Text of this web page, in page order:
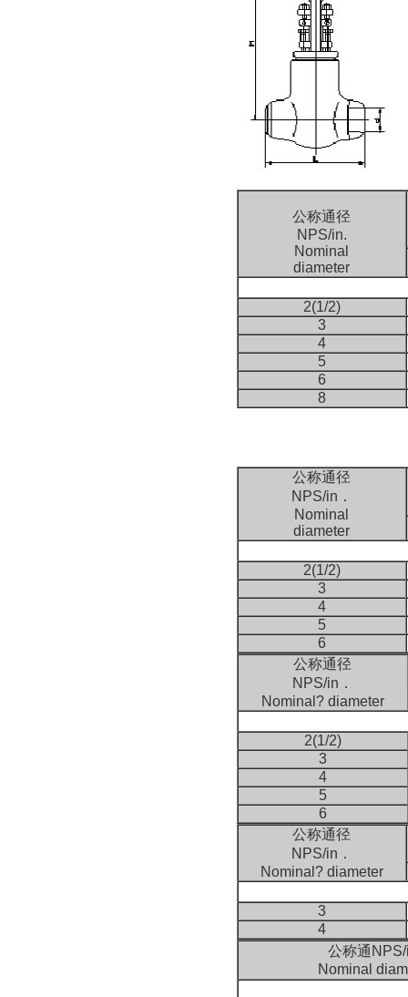
公称通径
NPS/in.
Nominal
diameter
2(1/2)
3
4
5
6
8
公称通径
NPS/in．
Nominal
diameter
2(1/2)
3
4
5
6
公称通径
NPS/in．
Nominal? diameter
2(1/2)
3
4
5
6
公称通径
NPS/in．
Nominal? diameter
3
4
公称通
Nominal